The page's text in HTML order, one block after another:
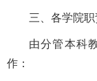
三、各学院
由分管本科
作：